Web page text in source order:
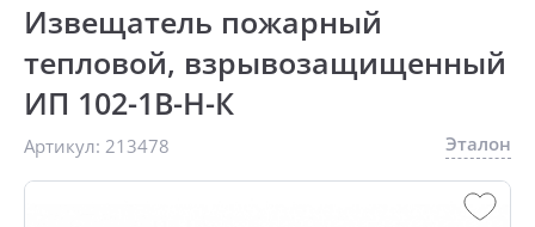
Извещатель пожарный
тепловой, взрывозащищенный
ИП 102-1В-Н-К
Артикул: 213478 Эталон